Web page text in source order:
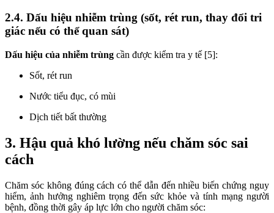
2.4. Dấu hiệu nhiễm trùng (sốt, rét run, thay đổi tri
giác nếu có thể quan sát)
Dấu hiệu của nhiễm trùng cần được kiểm tra y tế [5]:
Sốt, rét run
Nước tiểu đục, có mùi
Dịch tiết bất thường
3. Hậu quả khó lường nếu chăm sóc sai
cách
Chăm sóc không đúng cách có thể dẫn đến nhiều biến chứng nguy
hiểm, ảnh hưởng nghiêm trọng đến sức khỏe và tính mạng người
bệnh, đồng thời gây áp lực lớn cho người chăm sóc: